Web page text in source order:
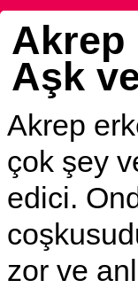
Akrep
Aşk
Akrep
çok şey
edici.
zor ve